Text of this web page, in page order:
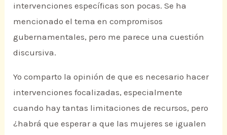
intervenciones específicas son pocas. Se ha
mencionado el tema en compromisos
gubernamentales, pero me parece una cuestión
discursiva.
Yo comparto la opinión de que es necesario hacer
intervenciones focalizadas, especialmente
cuando hay tantas limitaciones de recursos, pero
¿habrá que esperar a que las mujeres se igualen